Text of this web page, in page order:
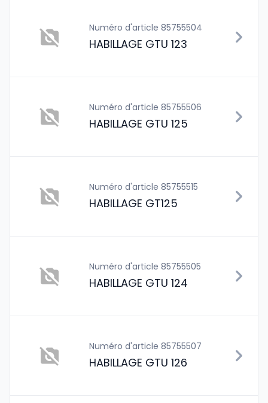
Numéro d'article 85755504
HABILLAGE GTU 123
Numéro d'article 85755506
HABILLAGE GTU 125
Numéro d'article 85755515
HABILLAGE GT125
Numéro d'article 85755505
HABILLAGE GTU 124
Numéro d'article 85755507
HABILLAGE GTU 126